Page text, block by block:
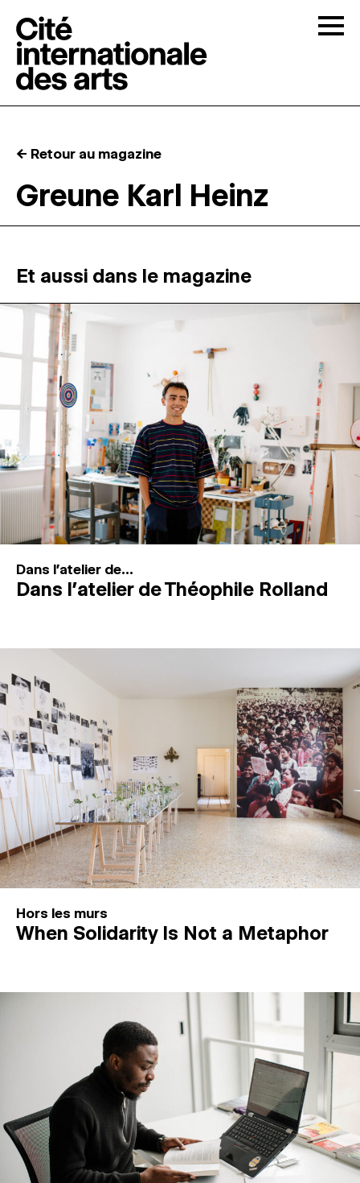
RÉSIDENCES ↓
ATELIERS OUVERTS
PROGRAMMATION
MAGAZINE
ESPACES DE PRATIQUE ARTISTIQUE ↓
Recherche
Connexion
← Retour au magazine
Greune Karl Heinz
Et aussi dans le magazine
Dans l'atelier de...
Dans l’atelier de Théophile Rolland
Hors les murs
When Solidarity Is Not a Metaphor